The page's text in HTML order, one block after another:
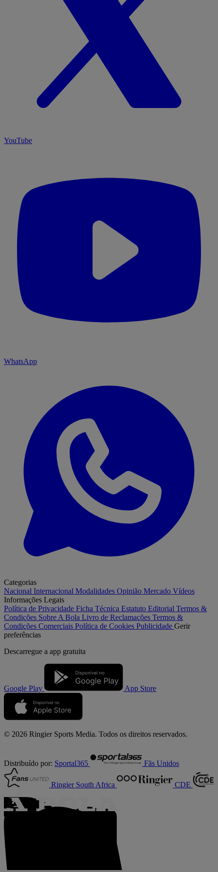
YouTube
WhatsApp
Categorias
Nacional Internacional Modalidades Opinião Mercado Vídeos
Informações Legais
Política de Privacidade Ficha Técnica Estatuto Editorial Termos &
Condições Sobre A Bola Livro de Reclamações Termos &
Condições Comerciais Política de Cookies Publicidade Gerir
preferências
Descarregue a app gratuita
Google Play App Store
© 2026 Ringier Sports Media. Todos os direitos reservados.
Distribuído por: Sportal365 Fãs Unidos
Ringier South Africa CDE